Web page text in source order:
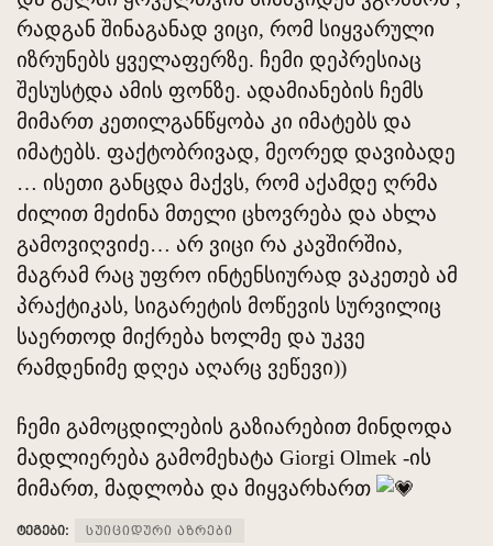
რადგან შინაგანად ვიცი, რომ სიყვარული
იზრუნებს ყველაფერზე. ჩემი დეპრესიაც
შესუსტდა ამის ფონზე. ადამიანების ჩემს
მიმართ კეთილგანწყობა კი იმატებს და
იმატებს. ფაქტობრივად, მეორედ დავიბადე
… ისეთი განცდა მაქვს, რომ აქამდე ღრმა
ძილით მეძინა მთელი ცხოვრება და ახლა
გამოვიღვიძე… არ ვიცი რა კავშირშია,
მაგრამ რაც უფრო ინტენსიურად ვაკეთებ ამ
პრაქტიკას, სიგარეტის მოწევის სურვილიც
საერთოდ მიქრება ხოლმე და უკვე
რამდენიმე დღეა აღარც ვეწევი))
ჩემი გამოცდილების გაზიარებით მინდოდა
მადლიერება გამომეხატა Giorgi Olmek -ის
მიმართ, მადლობა და მიყვარხართ
ტეგები: სუიციდური აზრები